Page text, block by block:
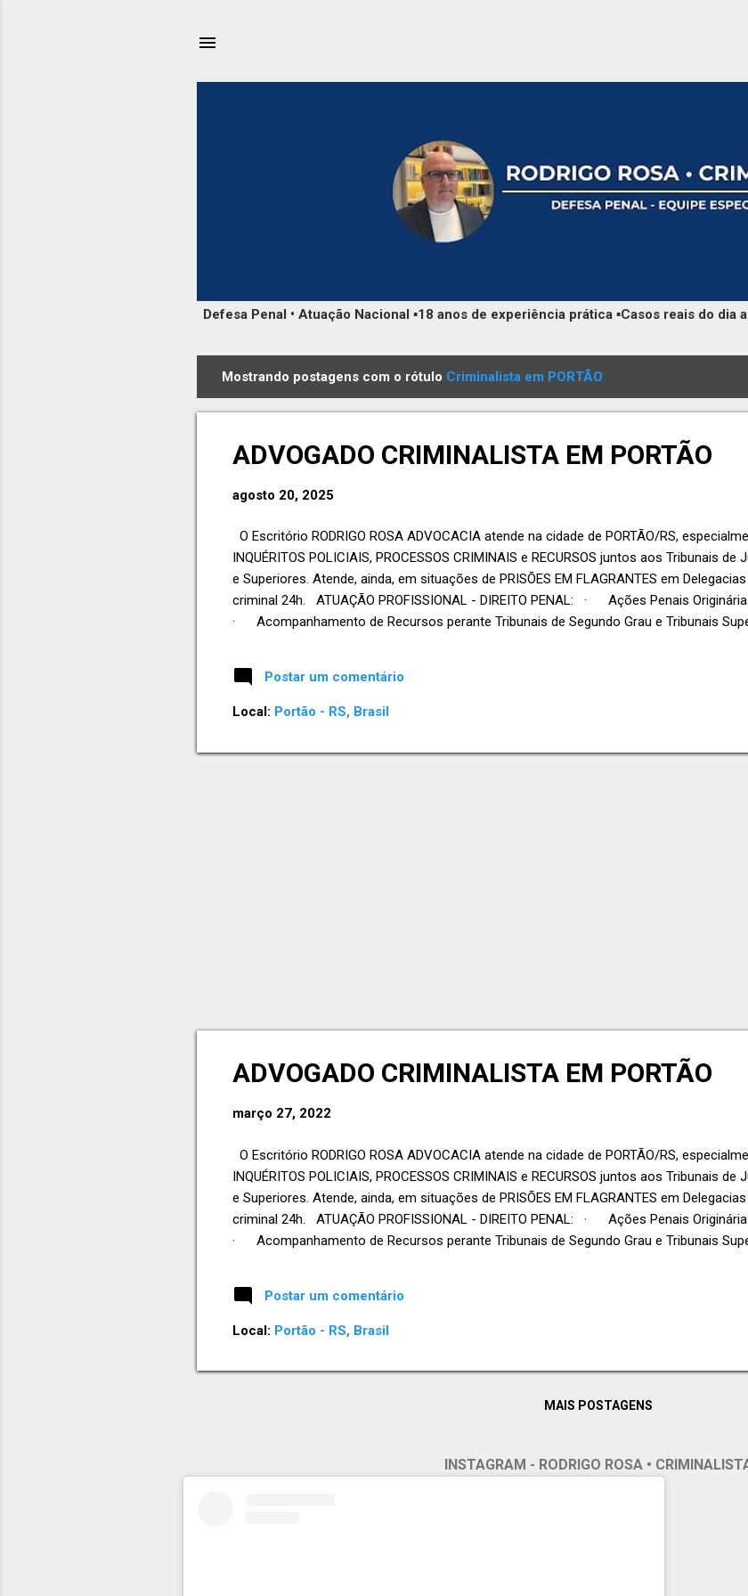
Defesa Penal • Atuação Nacional ▪️18 anos de experiência prática ▪️Casos reais do dia
o
Mostrando postagens com o rótulo Criminalista em PORTÃO
ADVOGADO CRIMINALISTA EM PORTÃO
agosto 20, 2025
O Escritório RODRIGO ROSA ADVOCACIA atende na cidade de PORTÃO/RS,
INQUÉRITOS POLICIAIS, PROCESSOS CRIMINAIS e RECURSOS juntos aos Tribunais
e Superiores. Atende, ainda, em situações de PRISÕES EM FLAGRANTES em
criminal 24h. ATUAÇÃO PROFISSIONAL - DIREITO PENAL: · Ações Penais
· Acompanhamento de Recursos perante Tribunais de Segundo Grau e Tribunais
contra a Administração Púb...
Postar um comentário
Local: Portão - RS, Brasil
ADVOGADO CRIMINALISTA EM PORTÃO
março 27, 2022
O Escritório RODRIGO ROSA ADVOCACIA atende na cidade de PORTÃO/RS,
INQUÉRITOS POLICIAIS, PROCESSOS CRIMINAIS e RECURSOS juntos aos Tribunais
e Superiores. Atende, ainda, em situações de PRISÕES EM FLAGRANTES em
criminal 24h. ATUAÇÃO PROFISSIONAL - DIREITO PENAL: · Ações Penais
· Acompanhamento de Recursos perante Tribunais de Segundo Grau e Tribunais
Postar um comentário
Local: Portão - RS, Brasil
MAIS POSTAGENS
INSTAGRAM - RODRIGO ROSA •